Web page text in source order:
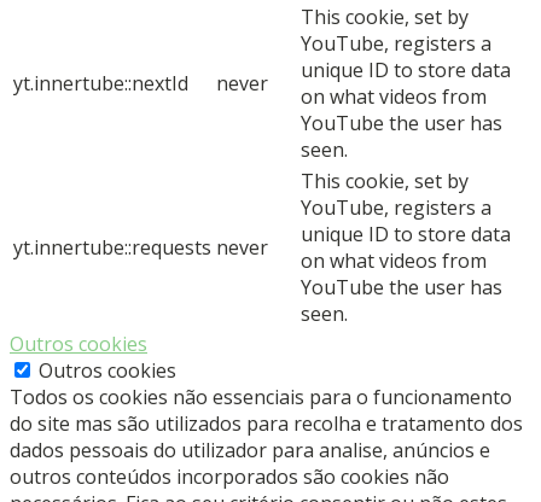
yt.innertube::nextId never
This cookie, set by
YouTube, registers a
unique ID to store data
on what videos from
YouTube the user has
seen.
yt.innertube::requests never
This cookie, set by
YouTube, registers a
unique ID to store data
on what videos from
YouTube the user has
seen.
Outros cookies
Outros cookies
Todos os cookies não essenciais para o funcionamento
do site mas são utilizados para recolha e tratamento dos
dados pessoais do utilizador para analise, anúncios e
outros conteúdos incorporados são cookies não